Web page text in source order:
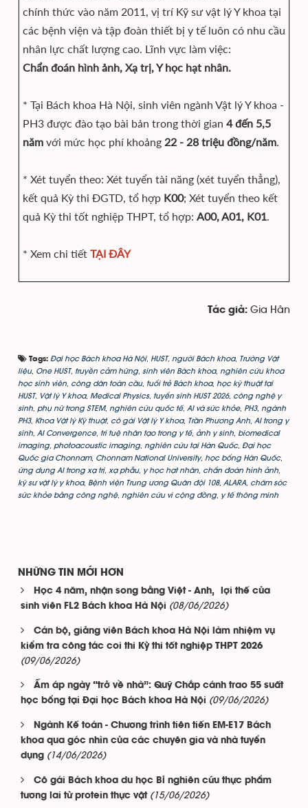
chính thức vào năm 2011, vị trí Kỹ sư vật lý Y khoa tại
các bệnh viện và tập đoàn thiết bị y tế luôn có nhu cầu
nhân lực chất lượng cao. Lĩnh vực làm việc:
Chẩn đoán hình ảnh, Xạ trị, Y học hạt nhân.
* Tại Bách khoa Hà Nội, sinh viên ngành Vật lý Y khoa -
PH3 được đào tạo bài bản trong thời gian 4 đến 5,5
năm với mức học phí khoảng 22 - 28 triệu đồng/năm
* Xét tuyển theo: Xét tuyển tài năng (xét tuyển thẳng),
kết quả Kỳ thi ĐGTD, tổ hợp K00; Xét tuyển theo kết
quả Kỳ thi tốt nghiệp THPT, tổ hợp: A00, A01, K01
* Xem chi tiết TẠI ĐÂY
Tác giả: Gia Hân
Tags: Đại học Bách khoa Hà Nội, HUST, người Bách khoa, Trường Vật
liệu, One HUST, truyền cảm hứng, sinh viên Bách khoa, nghiên cứu khoa
học sinh viên
công dân toàn cầu, tuổi trẻ Bách khoa, học kỹ thuật tại
HUST, Vật lý Y khoa, Medical Physics, tuyển sinh HUST 2026, công nghệ y
sinh
phụ nữ trong STEM, nghiên cứu quốc tế, AI và sức khỏe, PH3, ngành
PH3, Khoa Vật lý Kỹ thuật, cô gái Vật lý Y khoa, Trần Phương Anh AI trong y
sinh AI Convergence, trí tuệ nhân tạo trong y tế, ảnh y sinh
biomedical
imaging, photoacoustic imaging, nghiên cứu tại Hàn Quốc, Đại học
Quốc gia Chonnam, Chonnam National University, học bổng Hàn Quốc,
ứng dụng AI trong xạ trị, xạ phẫu, y học hạt nhân chẩn đoán hình ảnh
kỹ sư vật lý y khoa, Bệnh viện Trung ương Quân đội 108, ALARA
chăm sóc
sức khỏe bằng công nghệ, nghiên cứu vì cộng đồng, y tế thông minh
NHỮNG TIN MỚI HƠN
Học 4 năm, nhận song bằng Việt - Anh, lợi thế của
sinh viên FL2 Bách khoa Hà Nội (08/06/2026)
Cán bộ, giảng viên Bách khoa Hà Nội làm nhiệm vụ
kiểm tra công tác coi thi Kỳ thi tốt nghiệp THPT 2026
(09/06/2026)
Ấm áp ngày “trở về nhà”: Quỹ Chắp cánh trao 55 suất
học bổng tại Đại học Bách khoa Hà Nội (09/06/2026)
Ngành Kế toán - Chương trình tiên tiến EM-E17 Bách
khoa qua góc nhìn của các chuyên gia và nhà tuyển
dụng (14/06/2026)
Cô gái Bách khoa du học Bỉ nghiên cứu thực phẩm
tương lai từ protein thực vật (15/06/2026)